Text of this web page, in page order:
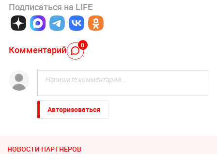
Подписаться на LIFE
Комментарий 0
Авторизоваться
НОВОСТИ ПАРТНЕРОВ